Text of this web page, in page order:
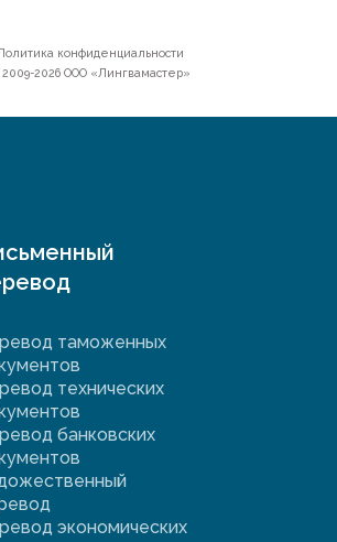
конфиденциальности
2026 ООО «Лингвамастер»
таможенных
технических
банковских
экономических